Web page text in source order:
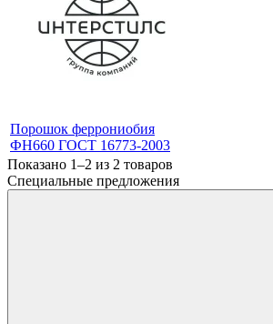
Порошок феррониобия
ФН660 ГОСТ 16773-2003
Показано 1–2 из 2 товаров
Специальные предложения